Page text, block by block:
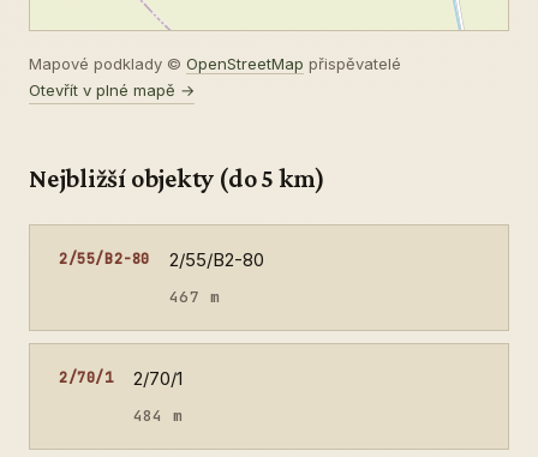
Mapové podklady © OpenStreetMap přispěvatelé
Otevřít v plné mapě →
Nejbližší objekty (do 5 km)
2/55/B2-80 2/55/B2-80
467 m
2/70/1 2/70/1
484 m